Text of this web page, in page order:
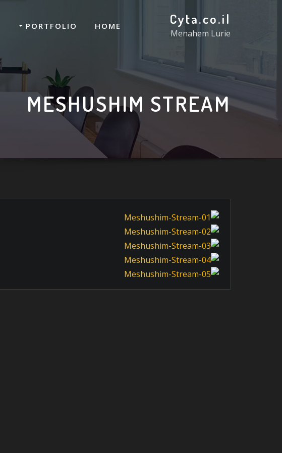
Cyta.co.il
Menahem Lurie
HOME
PORTFOLIO
MESHUSHIM STREAM